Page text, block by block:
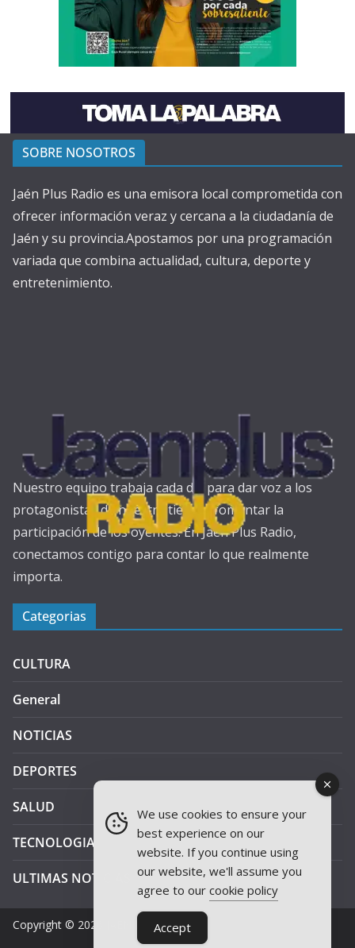
SOBRE NOSOTROS
Jaén Plus Radio es una emisora local comprometida con
ofrecer información veraz y cercana a la ciudadanía de
Jaén y su provincia.Apostamos por una programación
variada que combina actualidad, cultura, deporte y
entretenimiento.
Nuestro equipo trabaja cada día para dar voz a los
protagonistas de nuestra tierra y fomentar la
participación de los oyentes. En Jaén Plus Radio,
conectamos contigo para contar lo que realmente
importa.
Categorias
CULTURA
General
NOTICIAS
DEPORTES
SALUD
TECNOLOGIA
ULTIMAS NOTICIAS
Copyright © 2026 JAEN PLUS RADIO
We use cookies to ensure your
best experience on our
website. If you continue using
our website, we'll assume you
agree to our cookie policy
Accept